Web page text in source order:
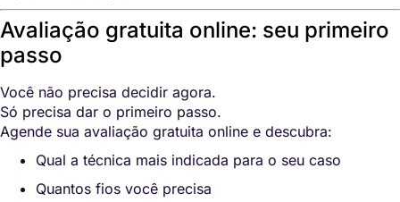
Avaliação gratuita online: seu primeiro
passo
Você não precisa decidir agora.
Só precisa dar o primeiro passo.
Agende sua avaliação gratuita online e descubra:
Qual a técnica mais indicada para o seu caso
Quantos fios você precisa